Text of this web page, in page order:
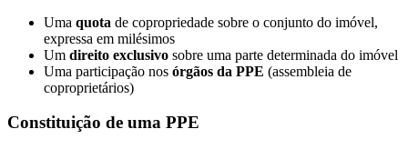
Uma quota de copropriedade sobre o conjunto do imóvel,
expressa em milésimos
Um direito exclusivo sobre uma parte determinada do imóvel
Uma participação nos órgãos da PPE (assembleia de
coproprietários)
Constituição de uma PPE